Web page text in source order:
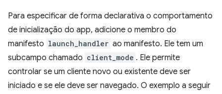
Para especificar de forma declarativa o comportamento
de inicialização do app, adicione o membro do
manifesto launch_handler ao manifesto. Ele tem um
subcampo chamado client_mode . Ele permite
controlar se um cliente novo ou existente deve ser
iniciado e se ele deve ser navegado. O exemplo a seguir